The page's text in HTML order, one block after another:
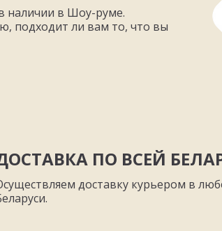
наличии в Шоу-руме.
подходит ли вам то, что вы
ПО ВСЕЙ
доставку курьером в